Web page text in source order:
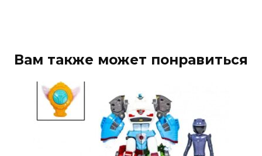
Вам также может понравиться